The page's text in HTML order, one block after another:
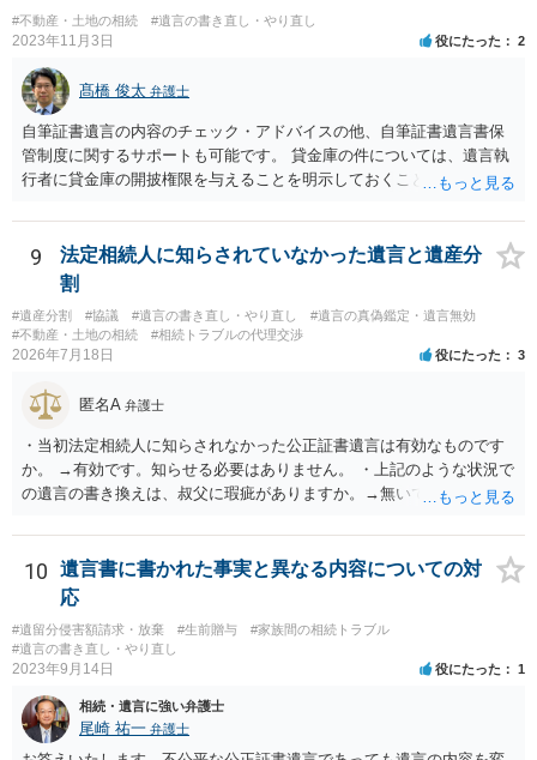
#不動産・土地の相続 #遺言の書き直し・やり直し
2023年11月3日 役にたった 2
髙橋 俊太 弁護士
自筆証書遺言の内容のチェック・アドバイスの他、自筆証書遺言書保
管制度に関するサポートも可能です。 貸金庫の件については、遺言執
行者に貸金庫の開披権限を与えることを明示しておくことでクリアで
9
法定相続人に知らされていなかった遺言と遺産分
割
#遺産分割 #協議 #遺言の書き直し・やり直し
#遺言の真偽鑑定・遺言無効
#不動産・土地の相続
#相続トラブルの代理交渉
2026年7月18日 役にたった 3
匿名A 弁護士
・当初法定相続人に知らされなかった公正証書遺言は有効なものです
か。 →有効です。知らせる必要はありません。 ・上記のような状況で
の遺言の書き換えは、叔父に瑕疵がありますか。→無いです。 ・分割
ますか。 →本人が自由に決められますので、どこが妥当とは言えない
です。客観的な基準もありません。 ・できれば穏やかに、分割を拒否
することはできますか。 →分割を拒否するということは、遺産はいら
ないということでしょうか。遺言で、受取を指定されててもいらない
と拒否することはできます。理由を説明する必要はありません。
10
遺言書に書かれた事実と異なる内容についての対
応
#遺留分侵害額請求・放棄 #生前贈与
#家族間の相続トラブル
#遺言の書き直し・やり直し
2023年9月14日 役にたった 1
相続・遺言に強い弁護士
尾崎 祐一 弁護士